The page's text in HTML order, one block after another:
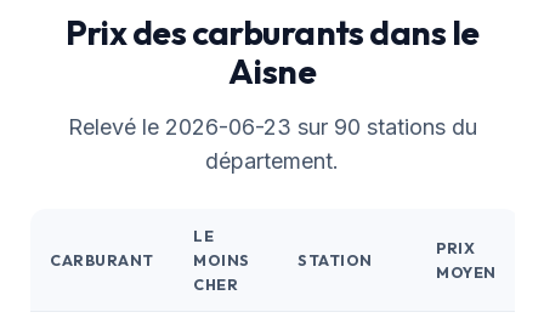
Prix des carburants dans le
Aisne
Relevé le 2026-06-23 sur 90 stations du
département.
CARBURANT
LE
MOINS
CHER
STATION
PRIX
MOYEN